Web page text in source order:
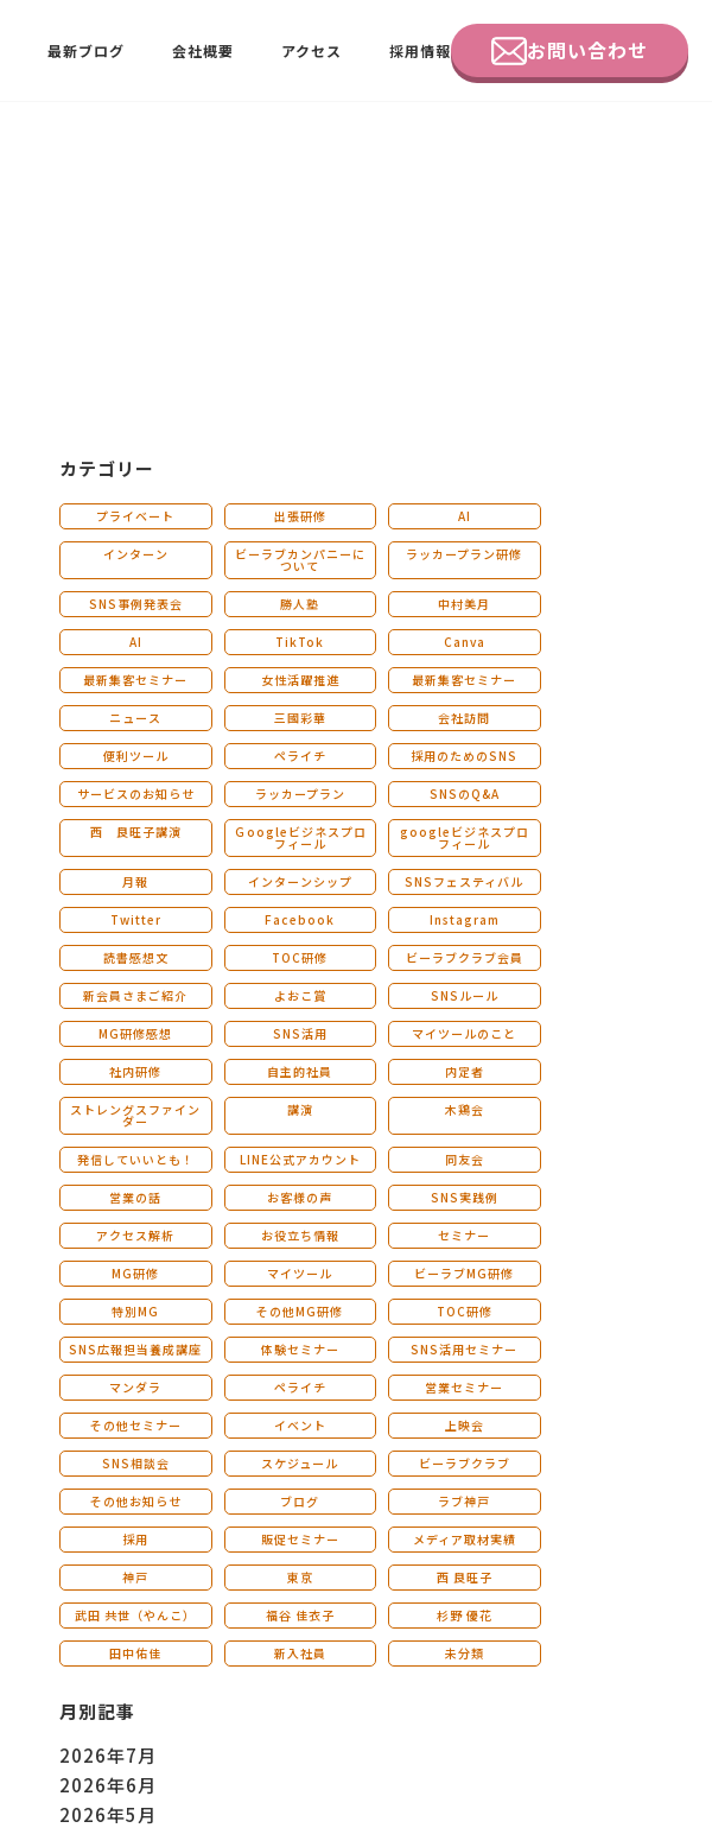
ストレングスファインダー研修
最新ブログ 会社概要 アクセス 採用情報 お問い合わせ
カテゴリー
プライベート 出張研修 AI
インターン ビーラブカンパニーに
ついて
ラッカープラン研修
SNS事例発表会 勝人塾 中村美月
AI TikTok Canva
最新集客セミナー 女性活躍推進 最新集客セミナー
ニュース 三國彩華 会社訪問
便利ツール ペライチ 採用のためのSNS
サービスのお知らせ ラッカープラン SNSのQ&A
西 良旺子講演 Ｇoogleビジネスプロ
フィール
googleビジネスプロ
フィール
月報 インターンシップ SNSフェスティバル
Twitter Facebook Instagram
読書感想文 TOC研修 ビーラブクラブ会員
新会員さまご紹介 よおこ賞 SNSルール
MG研修感想 SNS活用 マイツールのこと
社内研修 自主的社員 内定者
ストレングスファイン
ダー
講演 木鶏会
発信していいとも！ LINE公式アカウント 同友会
営業の話 お客様の声 SNS実践例
アクセス解析 お役立ち情報 セミナー
MG研修 マイツール ビーラブMG研修
特別MG その他MG研修 TOC研修
SNS広報担当養成講座 体験セミナー SNS活用セミナー
マンダラ ペライチ 営業セミナー
その他セミナー イベント 上映会
SNS相談会 スケジュール ビーラブクラブ
その他お知らせ ブログ ラブ神戸
採用 販促セミナー メディア取材実績
神戸 東京 西 良旺子
武田 共世（やんこ） 福谷 佳衣子 杉野 優花
田中佑佳 新入社員 未分類
月別記事
2026年7月
2026年6月
2026年5月